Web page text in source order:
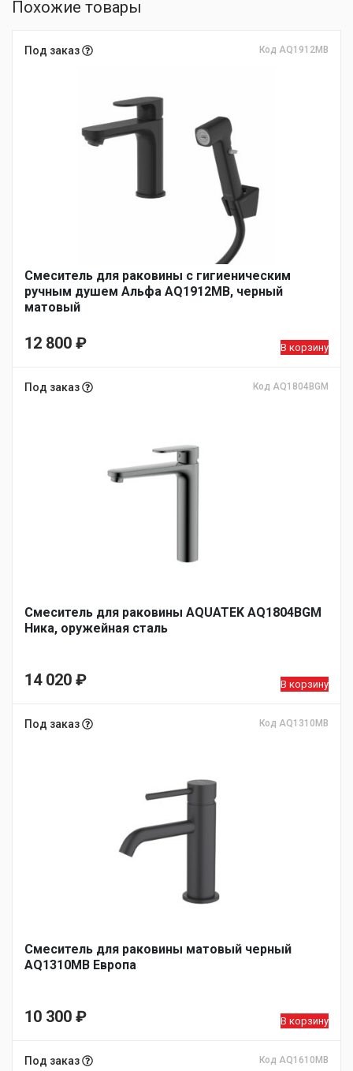
Похожие товары
Под заказ Код AQ1912MB
Смеситель для раковины с гигиеническим
ручным душем Альфа AQ1912MB, черный
матовый
12 800 ₽ В корзину
Под заказ Код AQ1804BGM
Смеситель для раковины AQUATEK AQ1804BGM
Ника, оружейная сталь
14 020 ₽ В корзину
Под заказ Код AQ1310MB
Смеситель для раковины матовый черный
AQ1310MB Европа
10 300 ₽ В корзину
Под заказ Код AQ1610MB